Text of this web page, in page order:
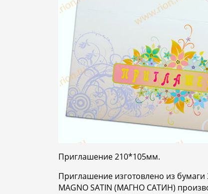
Приглашение 210*105мм.
Приглашение изготовлено из
MAGNO SATIN (МАГНО САТИН)